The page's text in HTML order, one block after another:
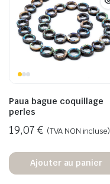
Paua bague coquillage
perles
19,07 € (TVA NON incluse)
Ajouter au panier